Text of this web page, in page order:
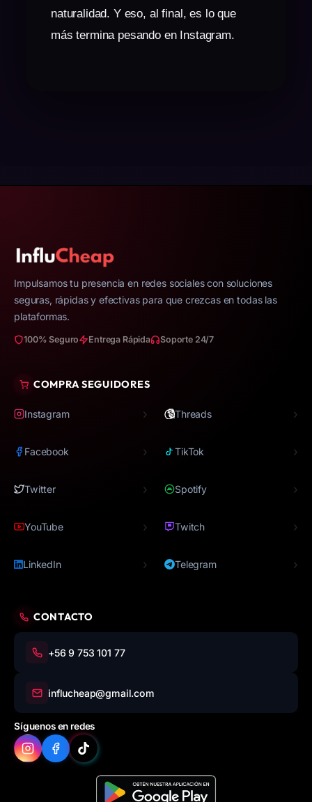
naturalidad. Y eso, al final, es lo que
más termina pesando en Instagram.
Impulsamos tu presencia en redes sociales con soluciones
seguras, rápidas y efectivas para que crezcas en todas las
plataformas.
100% Seguro Entrega Rápida Soporte 24/7
COMPRA SEGUIDORES
Instagram › Threads ›
Facebook › TikTok ›
Twitter › Spotify ›
YouTube › Twitch ›
LinkedIn › Telegram ›
CONTACTO
+56 9 753 101 77
influcheap@gmail.com
Síguenos en redes